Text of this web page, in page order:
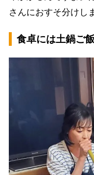
さんにおすそ分けし
食卓には土鍋ご